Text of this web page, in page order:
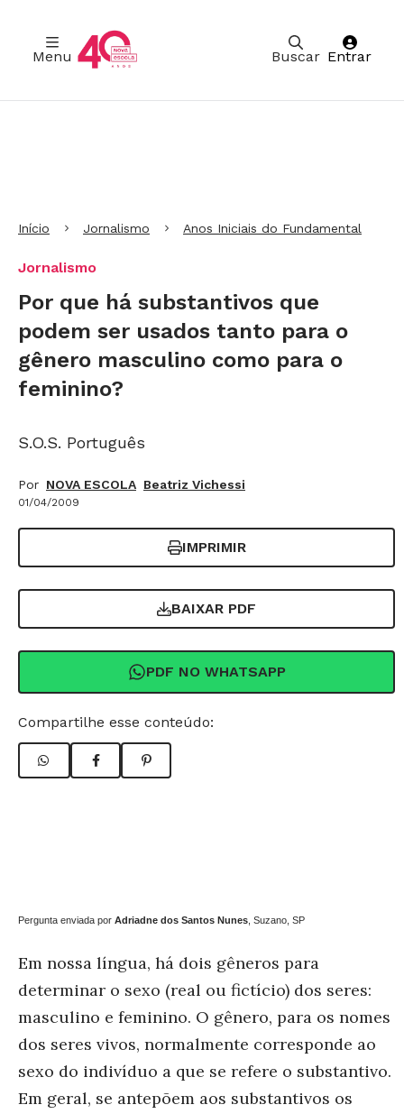
Buscar
Menu Entrar
Início Jornalismo Anos Iniciais do Fundamental
Jornalismo
Por que há substantivos que
podem ser usados tanto para o
gênero masculino como para o
feminino?
S.O.S. Português
Por NOVA ESCOLA Beatriz Vichessi
01/04/2009
IMPRIMIR
BAIXAR PDF
PDF NO WHATSAPP
Compartilhe esse conteúdo:
Pergunta enviada por Adriadne dos Santos Nunes , Suzano, SP
Em nossa língua, há dois gêneros para
determinar o sexo (real ou fictício) dos seres:
masculino e feminino. O gênero, para os nomes
dos seres vivos, normalmente corresponde ao
sexo do indivíduo a que se refere o substantivo.
Em geral, se antepõem aos substantivos os